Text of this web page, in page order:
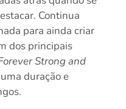
Continua
para ainda criar
dos principais
Strong and
duração e